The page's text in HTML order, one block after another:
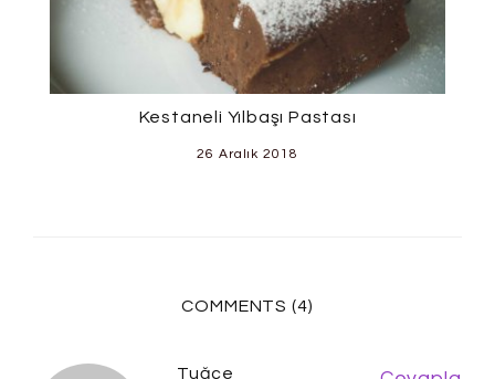
Kestaneli Yılbaşı Pastası
26 Aralık 2018
COMMENTS (4)
Tuğçe